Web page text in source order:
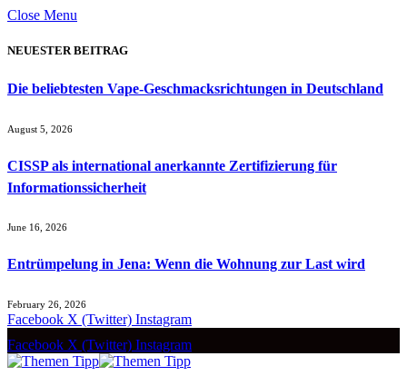
Close Menu
NEUESTER BEITRAG
Die beliebtesten Vape-Geschmacksrichtungen in Deutschland
August 5, 2026
CISSP als international anerkannte Zertifizierung für
Informationssicherheit
June 16, 2026
Entrümpelung in Jena: Wenn die Wohnung zur Last wird
February 26, 2026
Facebook X (Twitter) Instagram
Facebook X (Twitter) Instagram